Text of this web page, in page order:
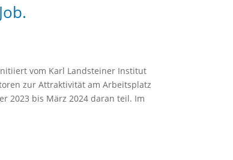
vom Karl Land­stein­er Insti­tut
zur Attrak­tiv­ität am Arbeit­splatz
2023 bis März 2024 daran teil. Im